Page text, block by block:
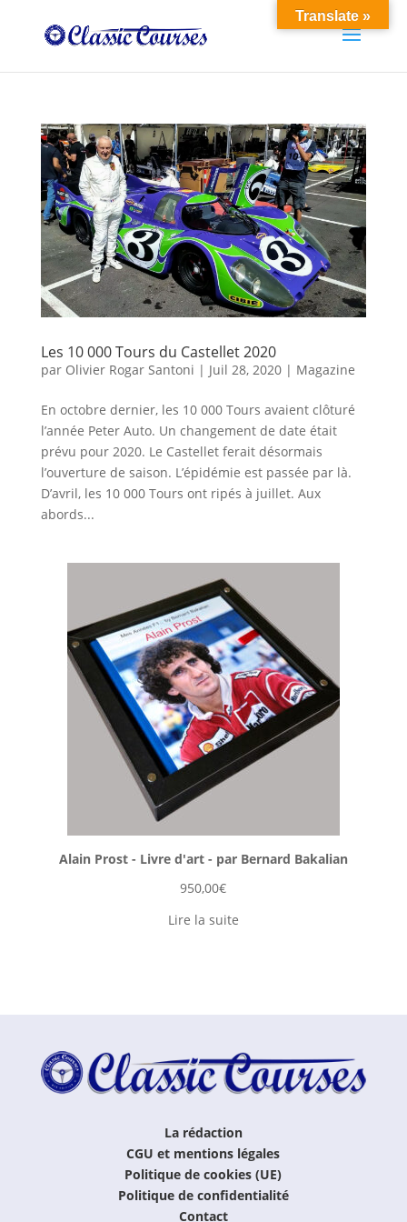
Les 10 000 Tours du Castellet 2020
par Olivier Rogar Santoni | Juil 28, 2020| Magazine
En octobre dernier, les 10 000 Tours avaient clôturé
l’année Peter Auto. Un changement de date était
prévu pour 2020. Le Castellet ferait désormais
l’ouverture de saison. L’épidémie est passée par là.
D’avril, les 10 000 Tours ont ripés à juillet. Aux
abords...
Alain Prost - Livre d'art - par Bernard Bakalian
950,00€
Lire la suite
La rédaction
CGU et mentions légales
Politique de cookies (UE)
Politique de confidentialité
Contact
Translate »